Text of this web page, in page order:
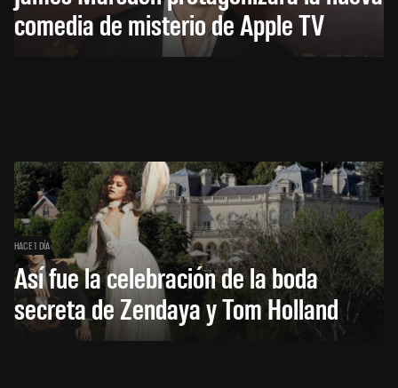
comedia de misterio de Apple TV
HACE 1 DÍA
Así fue la celebración de la boda
secreta de Zendaya y Tom Holland